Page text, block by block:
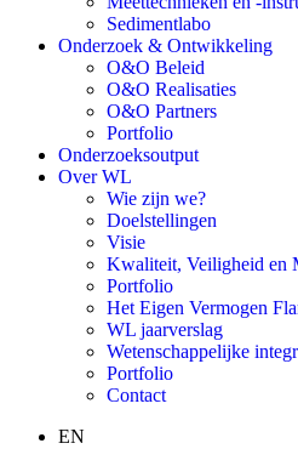
Sedimentlabo
Onderzoek & Ontwikkeling
O&O Beleid
O&O Realisaties
O&O Partners
Portfolio
Onderzoeksoutput
Over WL
Wie zijn we?
Doelstellingen
Visie
Kwaliteit, Veiligheid en
Portfolio
Het Eigen Vermogen
WL jaarverslag
Wetenschappelijke
Portfolio
Contact
EN